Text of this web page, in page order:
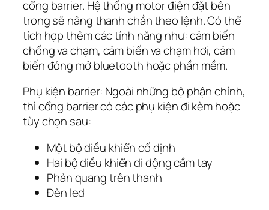
cổng barrier. Hệ thống motor điện đặt bên
trong sẽ nâng thanh chắn theo lệnh. Có thể
tích hợp thêm các tính năng như: cảm biến
chống va chạm, cảm biến va chạm hơi, cảm
biến đóng mở bluetooth hoặc phần mềm.
Phụ kiện barrier: Ngoài những bộ phận chính,
thì cổng barrier có các phụ kiện đi kèm hoặc
tùy chọn sau:
Một bộ điều khiển cố định
Hai bộ điều khiển di động cầm tay
Phản quang trên thanh
Đèn led